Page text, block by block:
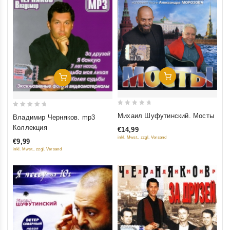
Добавить В Корзину
5
Владимир Черняков. mp3
Коллекция
€9,99
inkl. Mwst., zzgl. Versand
Добавить В Корзину
of
Михаил Шуфутинский. Мосты
€14,99
inkl. Mwst., zzgl. Versand